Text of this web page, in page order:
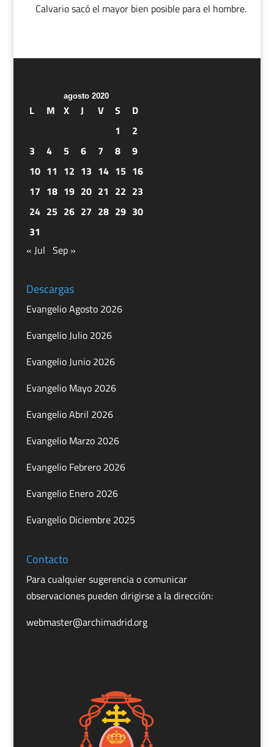
Calvario sacó el mayor bien posible para el hombre.
agosto 2020
L M X J V S
D
1
2
3
4 5 6 7 8
9
10 11 12 13 14 15 16
17 18 19 20 21 22 23
24 25 26 27 28 29 30
31
« Jul Sep »
Descargas
Evangelio Agosto 2026
Evangelio Julio 2026
Evangelio Junio 2026
Evangelio Mayo 2026
Evangelio Abril 2026
Evangelio Marzo 2026
Evangelio Febrero 2026
Evangelio Enero 2026
Evangelio Diciembre 2025
Contacto
Para cualquier sugerencia o comunicar
observaciones pueden dirigirse a la dirección:
webmaster@archimadrid.org